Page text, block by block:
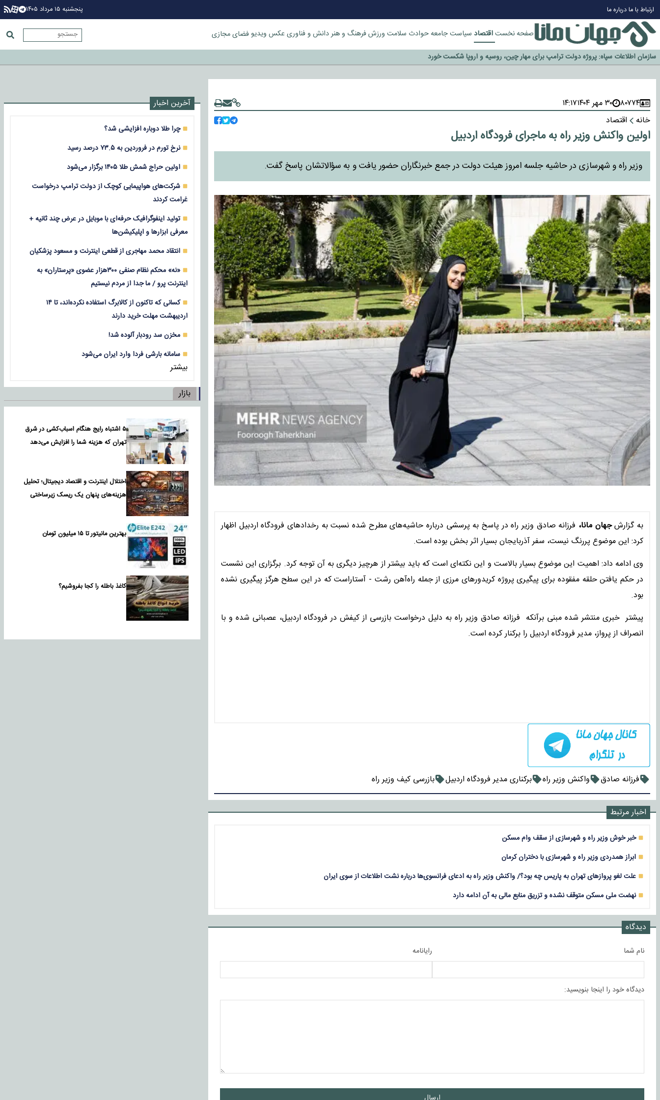
ارتباط با مادرباره ما پنجشنبه ۱۵ مرداد ۱۴۰۵
صفحه نخستاقتصاد سیاستجامعهحوادث سلامت ورزشفرهنگ و هنردانش و فناوری عکس ویدیوفضای مجازی
چرا طلا دوباره افزایشی شد؟
گزینه جدایی اوسمار روی میز مدیران پرسپولیس
آیا رئیس جمهور آمریکا قانون را دور می‌زند؟
اخراج رسمی چهره نامدار از پرسپولیس
سازمان اطلاعات سپاه: پروژه دولت ترامپ برای مهار چین، روسیه و اروپا شکست خورد
۸۰۷۷۴ ۳۰ مهر ۱۴۰۴
۱۴:۱۷
خانه
اقتصاد
اولین واکنش وزیر راه به ماجرای فرودگاه اردبیل
وزیر راه و شهرسازی در حاشیه جلسه امروز هیئت دولت در جمع خبرنگاران حضور یافت و به سؤالاتشان پاسخ گفت.
به گزارشجهان مانا، فرزانه صادق وزیر راه در پاسخ به پرسشی درباره حاشیه‌های مطرح شده نسبت به رخدادهای فرودگاه اردبیل اظهار
کرد: این موضوع پررنگ نیست، سفر آذربایجان بسیار اثر بخش بوده است.
وی ادامه داد: اهمیت این موضوع بسیار بالاست و این نکته‌ای است که باید بیشتر از هرچیز دیگری به آن توجه کرد. برگزاری این نشست
در حکم یافتن حلقه مفقوده برای پیگیری پروژه کریدورهای مرزی از جمله راه‌آهن رشت - آستاراست که در این سطح هرگز پیگیری نشده
بود.
پیشتر خبری منتشر شده مبنی برآنکه فرزانه صادق وزیر راه به دلیل درخواست بازرسی از کیفش در فرودگاه اردبیل، عصبانی شده و با
انصراف از پرواز، مدیر فرودگاه اردبیل را برکنار کرده است.
فرزانه صادق واکنش وزیر راه برکناری مدیر فرودگاه اردبیل بازرسی کیف وزیر راه
اخبار مرتبط
خبر خوش وزیر راه و شهرسازی از سقف وام مسکن
ابراز همدردی وزیر راه و شهرسازی با دختران کرمان
علت لغو پروازهای تهران به پاریس چه بود؟/ واکنش وزیر راه به ادعای فرانسوی‌ها درباره نشت اطلاعات از سوی ایران
نهضت ملی مسکن متوقف نشده و تزریق منابع مالی به آن ادامه دارد
دیدگاه
نام شما رایانامه
دیدگاه خود را اینجا بنویسید:
آخرین اخبار
چرا طلا دوباره افزایشی شد؟
نرخ تورم در فروردین به ۷۳.۵ درصد رسید
اولین حراج شمش طلا ۱۴۰۵ برگزار می‌شود
شرکت‌های هواپیمایی کوچک از دولت ترامپ درخواست
غرامت کردند
تولید اینفوگرافیک حرفه‌ای با موبایل در عرض چند ثانیه +
معرفی ابزارها و اپلیکیشن‌ها
انتقاد محمد مهاجری از قطعی اینترنت و مسعود پزشکیان
«نه» محکم نظام صنفی ۳۰۰هزار عضوی «پرستاران» به
اینترنت پرو / ما جدا از مردم نیستیم
کسانی که تاکنون از کالابرگ استفاده نکرده‌اند، تا ۱۴
اردیبهشت مهلت خرید دارند
مخزن سد رودبار آلوده شد!
سامانه بارشی فردا وارد ایران می‌شود
بیشتر
بازار
۵ اشتباه رایج هنگام اسباب‌کشی در شرق
تهران که هزینه شما را افزایش می‌دهد
اختلال اینترنت و اقتصاد دیجیتال؛ تحلیل
هزینه‌های پنهان یک ریسک زیرساختی
بهترین مانیتور تا ۱۵ میلیون تومان
کاغذ باطله را کجا بفروشیم؟